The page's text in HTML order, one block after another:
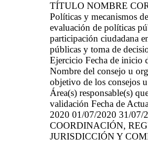
TÍTULO NOMBRE
Políticas y mecanismos
evaluación de políticas
participación ciudadana
públicas y toma de
Ejercicio Fecha de inicio
Nombre del consejo u
objetivo de los consejos
Área(s) responsable(s)
validación Fecha de
2020 01/07/2020 31/
COORDINACIÓN,
JURISDICCIÓN Y